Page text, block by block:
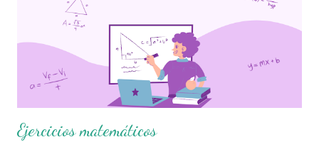
esta ocasión les presentamos sus alumnos podrán leer y escribir
números de diferentes cantidades, identificaran el valor relativo
de los números y aplicarlos en su día a día, se les facilitará ubicar
los diferentes números o c...
Ejercicios matemáticos